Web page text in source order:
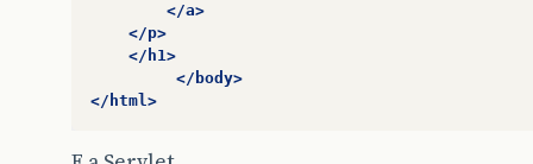
</a>
</p>
</h1>
</body>
</html>